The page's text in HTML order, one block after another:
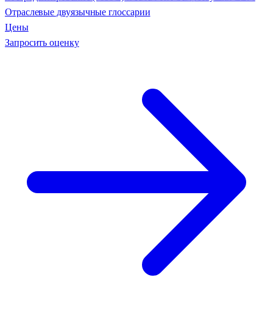
Отраслевые двуязычные глоссарии
Цены
Запросить оценку